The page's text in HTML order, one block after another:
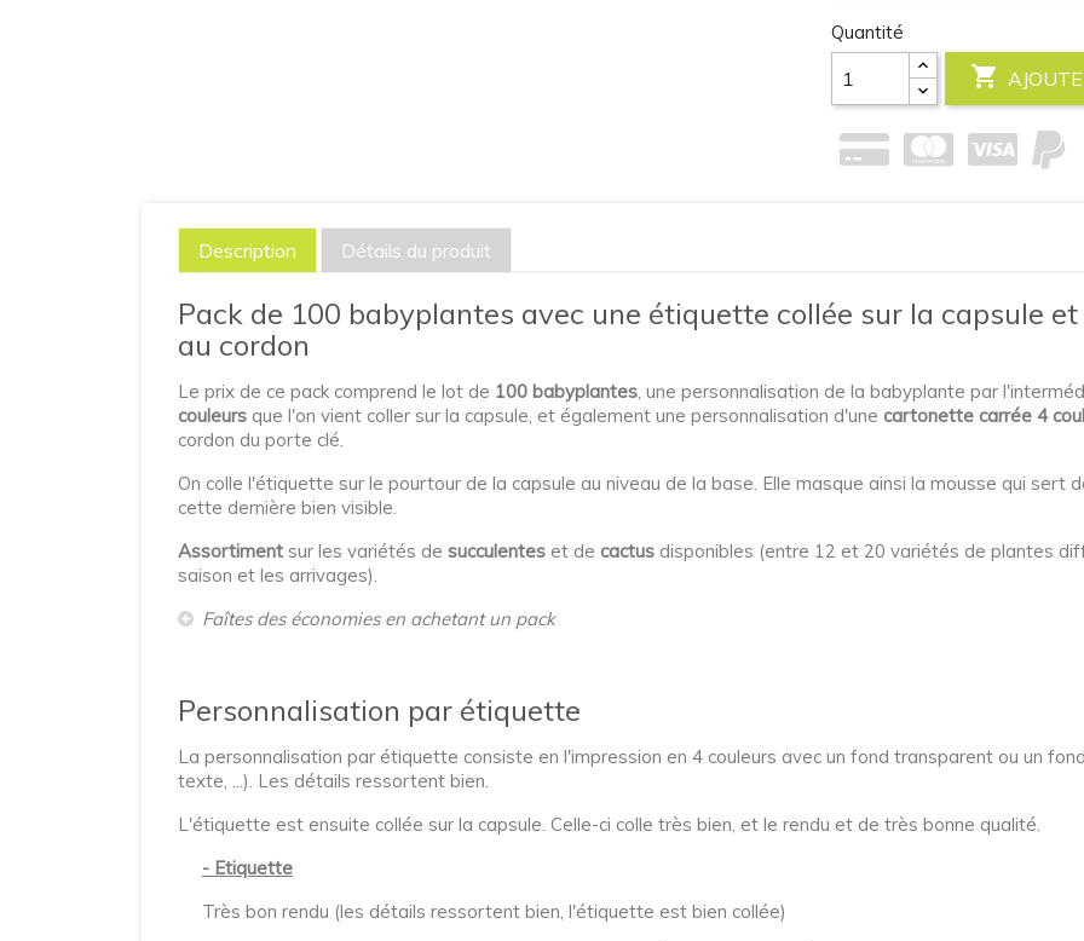
Quantité

Description Détails du produit
Pack de 100 babyplantes avec une étiquette collée sur la capsule
au cordon
Le prix de ce pack comprend le lot de 100 babyplantes, une personnalisation de la babyplante par
couleurs que l'on vient coller sur la capsule, et également une personnalisation d'une cartonette carrée 4
cordon du porte clé.
On colle l'étiquette sur le pourtour de la capsule au niveau de la base. Elle masque ainsi la mousse qui sert
cette dernière bien visible.
Assortiment sur les variétés de succulentes et de cactus disponibles (entre 12 et 20 variétés de plantes
saison et les arrivages).
Faîtes des économies en achetant un pack
Personnalisation par étiquette
La personnalisation par étiquette consiste en l'impression en 4 couleurs avec un fond transparent ou un
texte, ...). Les détails ressortent bien.
L'étiquette est ensuite collée sur la capsule. Celle-ci colle très bien, et le rendu et de très bonne qualité.
- Etiquette
Très bon rendu (les détails ressortent bien, l'étiquette est bien collée)